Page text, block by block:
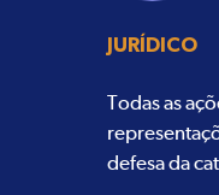
JURÍDICO
Todas as
defesa da